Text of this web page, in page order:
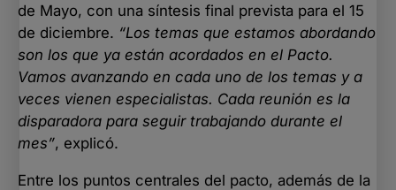
de Mayo, con una síntesis final prevista para el 15
de diciembre. “Los temas que estamos abordando
son los que ya están acordados en el Pacto.
Vamos avanzando en cada uno de los temas y a
veces vienen especialistas. Cada reunión es la
disparadora para seguir trabajando durante el
mes”, explicó.
Entre los puntos centrales del pacto, además de la